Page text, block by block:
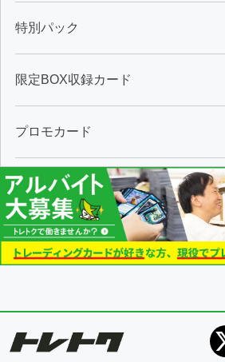
特別パック
限定BOX収録カード
プロモカード